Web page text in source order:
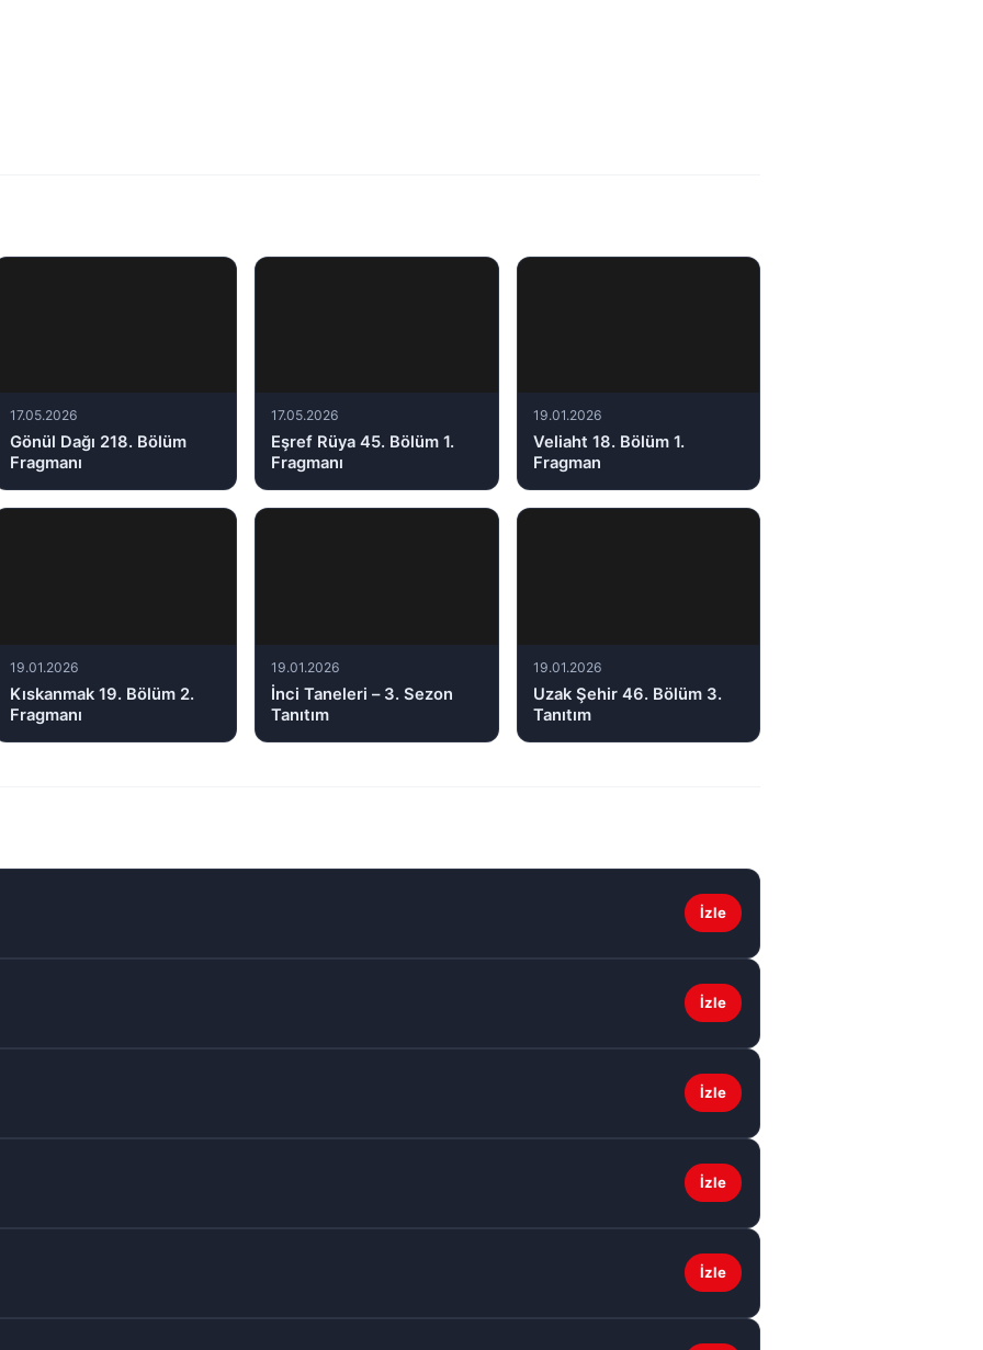
17.05.2026
Gönül Dağı 218. Bölüm
Fragmanı
17.05.2026
Eşref Rüya 45. Bölüm 1.
Fragmanı
19.01.2026
Veliaht 18. Bölüm 1.
Fragman
19.01.2026
Kıskanmak 19. Bölüm 2.
Fragmanı
19.01.2026
İnci Taneleri – 3. Sezon
Tanıtım
19.01.2026
Uzak Şehir 46. Bölüm 3.
Tanıtım
İzle
İzle
İzle
İzle
İzle